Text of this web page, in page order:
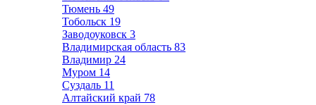
Тюмень 49
Тобольск 19
Заводоуковск 3
Владимирская область 83
Владимир 24
Муром 14
Суздаль 11
Алтайский край 78